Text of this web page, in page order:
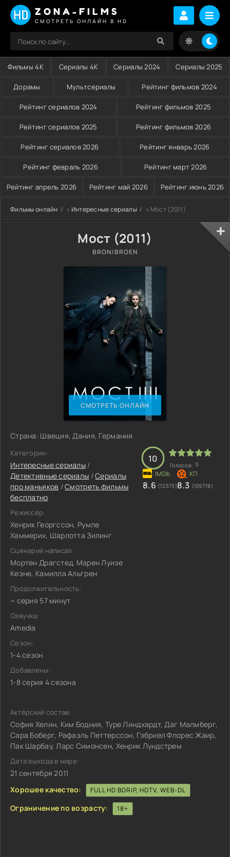
ZONA-FILMS
СМОТРЕТЬ ОНЛАЙН В HD
Фильмы 4K Сериалы 4K Сериалы 2024 Сериалы 2025
Дорамы Мультсериалы Рейтинг фильмов 2024
Рейтинг сериалов 2024 Рейтинг фильмов 2025
Рейтинг сериалов 2025 Рейтинг фильмов 2026
Рейтинг сериалов 2026 Рейтинг январь 2026
Рейтинг февраль 2026 Рейтинг март 2026
Рейтинг апрель 2026 Рейтинг май 2026 Рейтинг июнь 2026
Фильмы онлайн » Интересные сериалы » Мост (2011)
Мост (2011)
BRON/BROEN
СМОТРЕТЬ ОНЛАЙН
Страна: Швеция, Дания, Германия
Категории:
Интересные сериалы /
Детективные сериалы /Сериалы
про маньяков /Смотреть фильмы
бесплатно
Режиссёр:
Хенрик Георгссон, Румле
Хаммерих, Шарлотта Зилинг
Сценарий написал:
Мортен Драгстед, Марен Луизе
Кеэне, Камилла Альгрен
Продолжительность:
~ серия 57 минут
Озвучка:
Amedia
Сезон:
1-4 сезон
Добавлены:
1-8 серия 4 сезона
10
Голосов: 5
8.6 (72573)8.3 (109778)
Актёрский состав:
София Хелин, Ким Бодния, Туре Линдхардт, Даг Малмберг,
Сара Боберг, Рафаэль Петтерссон, Гэбриел Флорес Жаир,
Пак Шарбау, Ларс Симонсен, Хенрик Лундстрем
Дата выхода в мире:
21 сентября 2011
Хорошее качество:
FULL HD BDRIP, HDTV, WEB-DL
Ограничение по возрасту: 18+